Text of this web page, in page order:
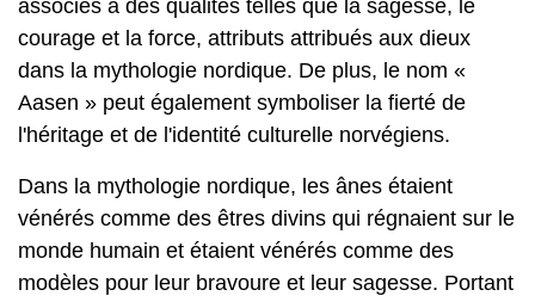
associés à des qualités telles que la sagesse, le
courage et la force, attributs attribués aux dieux
dans la mythologie nordique. De plus, le nom «
Aasen » peut également symboliser la fierté de
l'héritage et de l'identité culturelle norvégiens.
Dans la mythologie nordique, les ânes étaient
vénérés comme des êtres divins qui régnaient sur le
monde humain et étaient vénérés comme des
modèles pour leur bravoure et leur sagesse. Portant